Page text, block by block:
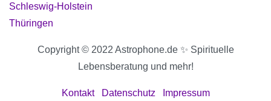
Schleswig-Holstein
Thüringen
Copyright © 2022 Astrophone.de ✨ Spirituelle
Lebensberatung und mehr!
Kontakt Datenschutz Impressum